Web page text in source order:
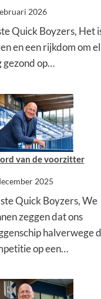
2026
Quick Boyzers, Het
en een rijkdom om
gezond op…
van de voorzitter
2025
Quick Boyzers, We
zeggen dat ons
halverwege
op een…